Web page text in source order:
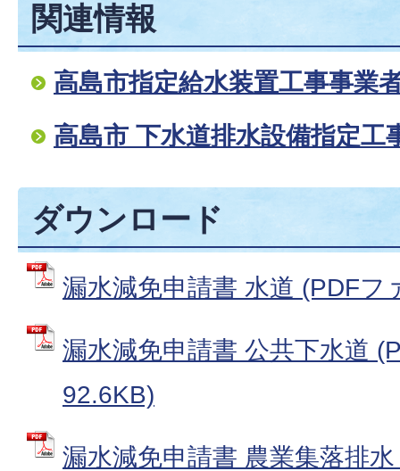
関連情報
高島市指定給水装置工事事業
高島市 下水道排水設備指定工
ダウンロード
漏水減免申請書 水道 (PDFフ
漏水減免申請書 公共下水道
92.6KB)
漏水減免申請書 農業集落排